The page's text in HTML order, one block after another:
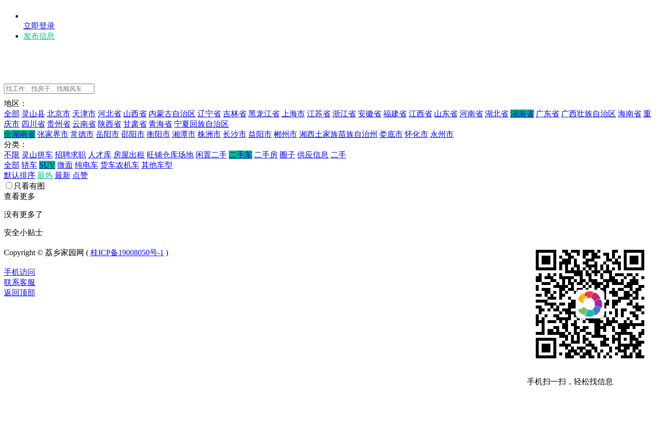
立即登录
发布信息
地区：
全部 灵山县 北京市 天津市 河北省 山西省 内蒙古自治区 辽宁省 吉林省 黑龙江省 上海市 江苏省 浙江省 安徽省 福建省 江西省 山东省 河南省 湖北省 湖南省 广东省 广西壮族自治区 海南省 重
庆市 四川省 贵州省 云南省 陕西省 甘肃省 青海省 宁夏回族自治区
全湖南省 张家界市 常德市 岳阳市 邵阳市 衡阳市 湘潭市 株洲市 长沙市 益阳市 郴州市 湘西土家族苗族自治州 娄底市 怀化市 永州市
分类：
不限 灵山拼车 招聘求职 人才库 房屋出租 旺铺仓库场地 闲置二手 二手车 二手房 圈子 供应信息 二手
全部 轿车 SUV 微面 纯电车 货车农机车 其他车型
默认排序 最热 最新 点赞
只看有图
查看更多
没有更多了
安全小贴士
手机扫一扫，轻松找信息
Copyright © 荔乡家园网 ( 桂ICP备19008050号-1 )
手机访问
联系客服
返回顶部